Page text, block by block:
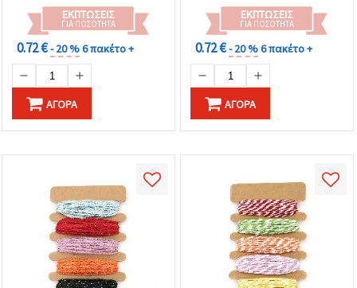
ΕΚΠΤΏΣΕΙΣ
ΓΙΑ ΠΟΣΌΤΗΤΑ
0.72 €- 20 %6 πακέτο +
ΑΓΟΡΆ
ΕΚΠΤΏΣΕΙΣ
ΓΙΑ ΠΟΣΌΤΗΤΑ
0.72 €- 20 %6 πακέτο +
ΑΓΟΡΆ